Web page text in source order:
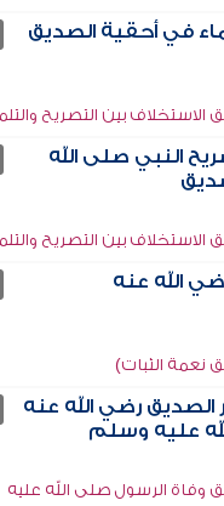
في أحقية الصديق
بين التصريح
النبي صلى الله
بين التصريح
الله عنه
الثبات)
رضي الله عنه
عليه وسلم
الرسول صلى الله عليه